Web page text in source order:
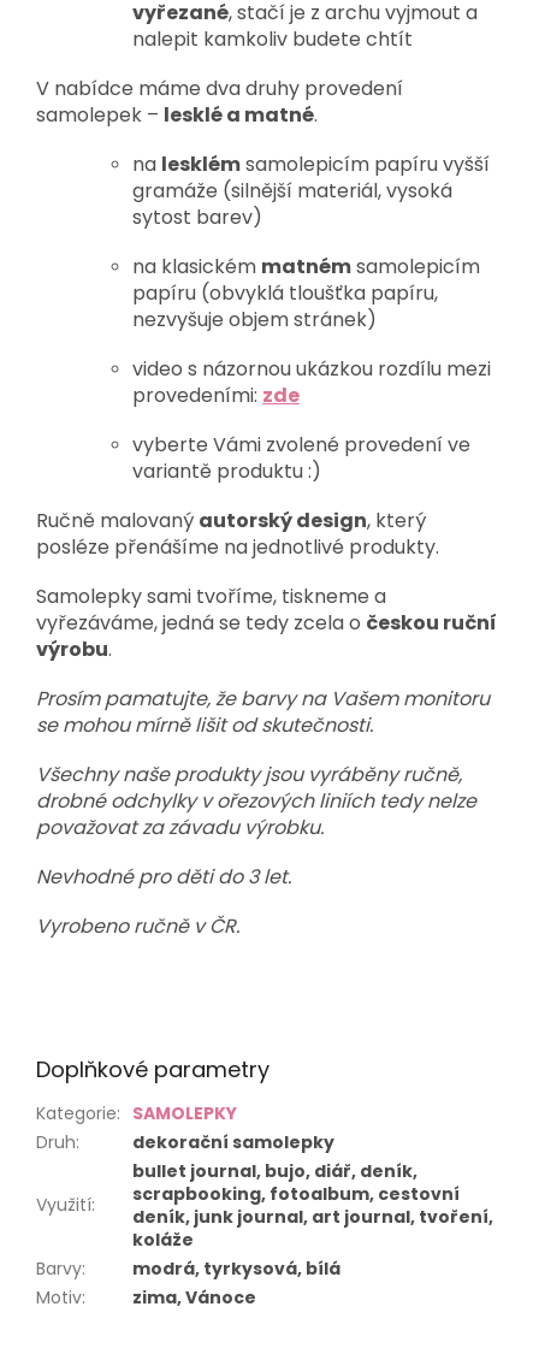
vyřezané, stačí je z archu vyjmout a
nalepit kamkoliv budete chtít
V nabídce máme dva druhy provedení
samolepek – lesklé a matné.
na lesklémsamolepicím papíru vyšší
gramáže (silnější materiál,vysoká
sytost barev)
na klasickém matnémsamolepicím
papíru (obvyklá tloušťka papíru,
nezvyšuje objem stránek)
video s názornou ukázkou rozdílu mezi
provedeními: zde
vyberte Vámi zvolené provedení ve
variantě produktu :)
Ručně malovaný autorskýdesign, který
posléze přenášíme na jednotlivé produkty.
Samolepky sami tvoříme, tiskneme a
vyřezáváme, jedná se tedy zcela o českou ruční
výrobu.
Prosím pamatujte, že barvy na Vašem monitoru
se mohou mírně lišit od skutečnosti.
Všechny naše produkty jsou vyráběny ručně,
drobné odchylky v ořezových liniích tedy nelze
považovat za závadu výrobku.
Nevhodné pro děti do 3 let.
Vyrobeno ručně v ČR.
Doplňkové parametry
Kategorie: SAMOLEPKY
Druh: dekorační samolepky
Využití:
bullet journal, bujo, diář, deník,
scrapbooking, fotoalbum, cestovní
deník, junk journal, art journal, tvoření,
koláže
Barvy:
modrá, tyrkysová, bílá
Motiv: zima, Vánoce